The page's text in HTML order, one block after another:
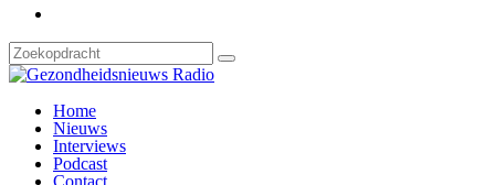
Home
Nieuws
Interviews
Podcast
Contact